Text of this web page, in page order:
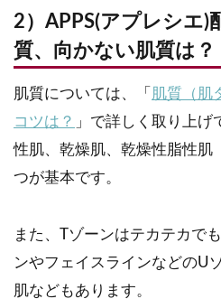
2）APPS(アプレシエ)
質、向かない肌質は？
肌質については、「 肌質（肌
コツは？ 」で詳しく取り上げ
性肌、乾燥肌、乾燥性脂性肌
つが基本です。
また、Tゾーンはテカテカで
ンやフェイスラインなどのU
肌などもあります。